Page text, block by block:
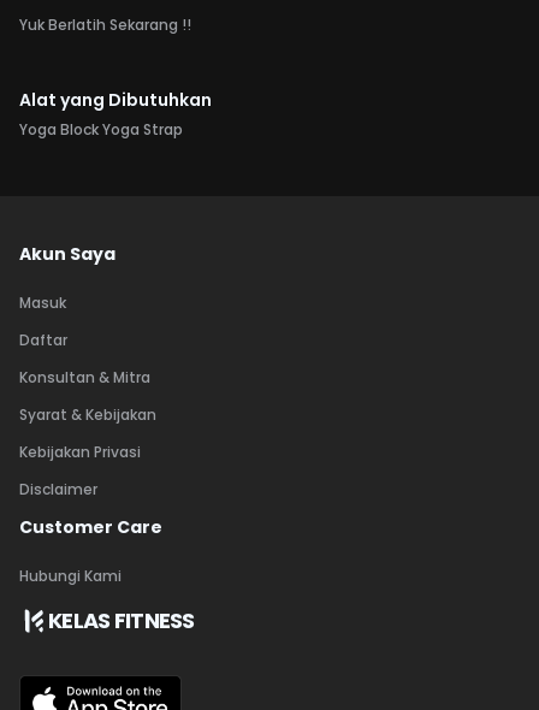
Yuk Berlatih Sekarang !!
Alat yang Dibutuhkan
Yoga Block Yoga Strap
Akun Saya
Masuk
Daftar
Konsultan & Mitra
Syarat & Kebijakan
Kebijakan Privasi
Disclaimer
Customer Care
Hubungi Kami
KELAS FITNESS